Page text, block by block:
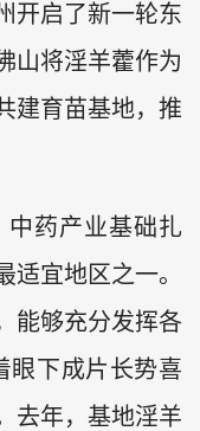
开启了新一轮东
山将淫羊藿作为
建育苗基地，推
中药产业基础扎
宜地区之一。
能够充分发挥各
眼下成片长势喜
去年，基地淫羊